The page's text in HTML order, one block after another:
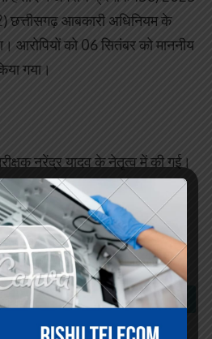
छत्तीसगढ़ आबकारी अधिनियम के
आरोपियों को 06 सितंबर को माननीय
गया।
नरेंद्र यादव के नेतृत्व में की गई।
नंदूराम साहू, आरक्षक घनश्याम
राजेश यादव और म.आर. गुरबारी